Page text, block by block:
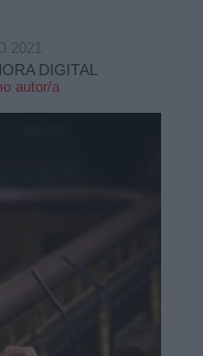
DIGITAL
autor/a
2021